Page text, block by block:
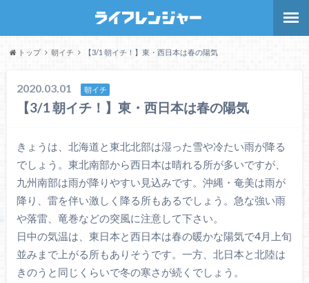
トップ 朝イチ 【3/1 朝イチ！】東・西日本は春の陽気
2020.03.01 朝イチ
【3/1 朝イチ！】東・西日本は春の陽気
きょうは、北海道と東北北部は湿った雪や冷たい雨が降る
でしょう。東北南部から西日本は晴れる所が多いですが、
九州南部は雨が降りやすい見込みです。沖縄・奄美は雨が
降り、雷を伴い激しく降る所もあるでしょう。急な強い雨
や落雷、竜巻などの突風に注意して下さい。
日中の気温は、東日本と西日本は春の暖かな陽気で4月上旬
並みまで上がる所もありそうです。一方、北日本と北陸は
きのうと同じくらいで冬の寒さが続くでしょう。